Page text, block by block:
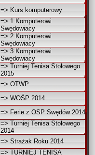
=> Kurs komputerowy
=> 1 Komputerowi
Swędowiacy
=> 2 Komputerowi
Swędowiacy
=> 3 Komputerowi
Swędowiacy
=> Turniej Tenisa Stołowego
2015
=> OTWP
=> WOŚP 2014
=> Ferie z OSP Swędów 2014
=> Turniej Tenisa Stołowego
2014
=> Strażak Roku 2014
=> TURNIEJ TENISA